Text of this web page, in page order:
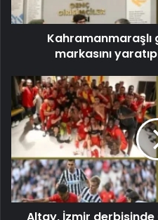
Kahramanmaraşlı
markasını
Altay, İzmir